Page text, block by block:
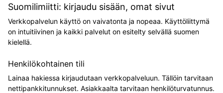
Suomilimiitti: kirjaudu sisään, omat sivut
Verkkopalvelun käyttö on vaivatonta ja nopeaa. Käyttöliittymä
on intuitiivinen ja kaikki palvelut on esitelty selvällä suomen
kielellä.
Henkilökohtainen tili
Lainaa hakiessa kirjaudutaan verkkopalveluun. Tällöin tarvitaan
nettipankkitunnukset. Asiakkaalta tarvitaan henkilöturvatunnus.